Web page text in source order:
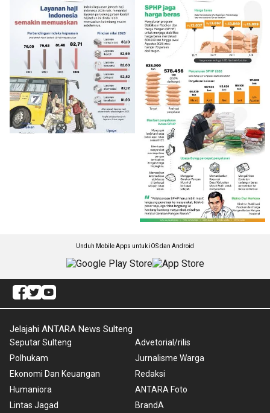
Unduh Mobile Apps untuk iOS dan Android
Jelajahi ANTARA News Sulteng
Seputar Sulteng
Polhukam
Ekonomi Dan Keuangan
Humaniora
Lintas Jagad
Advetorial/rilis
Jurnalisme Warga
Redaksi
ANTARA Foto
BrandA